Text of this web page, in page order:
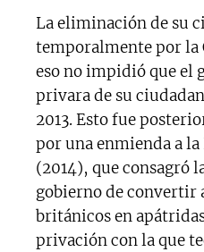
La eliminación de su
temporalmente por la
eso no impidió que el
privara de su
2013. Esto fue
por una enmienda a
(2014), que consagró
gobierno de convertir
británicos en
privación con la que